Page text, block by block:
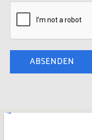
ABSENDEN